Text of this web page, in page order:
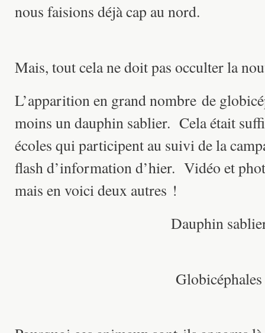
nous faisions déjà cap au nord.
Mais, tout cela ne doit pas occulter la
L’apparition en grand nombre de
moins un dauphin sablier. Cela était
écoles qui participent au suivi de la
flash d’information d’hier. Vidéo et
mais en voici deux autres !
Dauphin
Globicéphales